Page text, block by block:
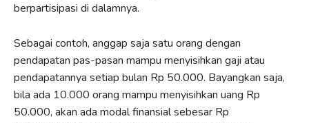
berpartisipasi di dalamnya.
Sebagai contoh, anggap saja satu orang dengan
pendapatan pas-pasan mampu menyisihkan gaji atau
pendapatannya setiap bulan Rp 50.000. Bayangkan saja,
bila ada 10.000 orang mampu menyisihkan uang Rp
50.000, akan ada modal finansial sebesar Rp